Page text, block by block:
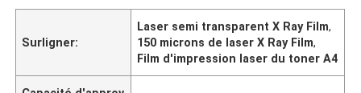
Surligner:
Laser semi transparent X Ray Film,
150 microns de laser X Ray Film,
Film d'impression laser du toner A4